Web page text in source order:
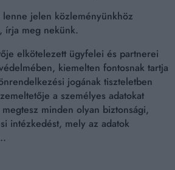
jelen közleményünkhöz
írja meg nekünk.
elkötelezett ügyfelei és partnerei
kiemelten fontosnak tartja
jogának tiszteletben
a személyes adatokat
minden olyan biztonsági,
intézkedést, mely az adatok